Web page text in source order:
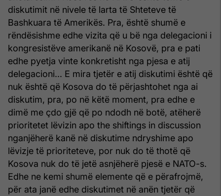
diskutimit në nivele të larta të Shteteve të
Bashkuara të Amerikës. Pra, është shumë e
rëndësishme edhe vizita që u bë nga delegacioni i
kongresistëve amerikanë në Kosovë, pra e pati
edhe pyetja vinte konkretisht nga pjesa e atij
delegacioni... E mira tjetër e atij diskutimi është që
nuk është që Kosova do të përjashtohet nga ai
diskutim, pra, po në këtë moment, pra edhe e
dimë me çdo gjë që po ndodh në botë, atëherë
prioritetet lëvizin apo the shiftings in discussion
nganjëherë kanë në diskutime ndryshime apo
lëvizje të prioriteteve, por nuk do të thotë që
Kosova nuk do të jetë asnjëherë pjesë e NATO-s.
Edhe ne kemi shumë elemente që e përafrojmë,
për ata janë edhe diskutimet në anën tjetër që